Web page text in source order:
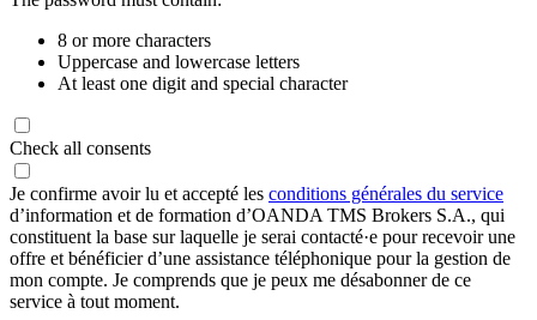
8 or more characters
Uppercase and lowercase letters
At least one digit and special character
Check all consents
Je confirme avoir lu et accepté les conditions générales du service
d’information et de formation d’OANDA TMS Brokers S.A., qui
constituent la base sur laquelle je serai contacté·e pour recevoir une
offre et bénéficier d’une assistance téléphonique pour la gestion de
mon compte. Je comprends que je peux me désabonner de ce
service à tout moment.